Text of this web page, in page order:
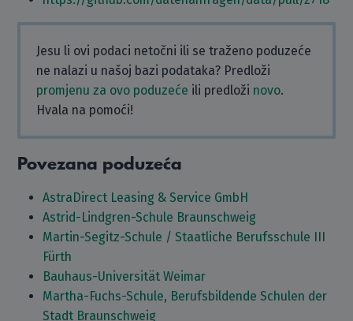
Jesu li ovi podaci netočni ili se traženo poduzeće
ne nalazi u našoj bazi podataka? Predloži
promjenu za ovo poduzeće ili predloži novo.
Hvala na pomoći!
Povezana poduzeća
AstraDirect Leasing & Service GmbH
Astrid-Lindgren-Schule Braunschweig
Martin-Segitz-Schule / Staatliche Berufsschule III
Fürth
Bauhaus-Universität Weimar
Martha-Fuchs-Schule, Berufsbildende Schulen der
Stadt Braunschweig